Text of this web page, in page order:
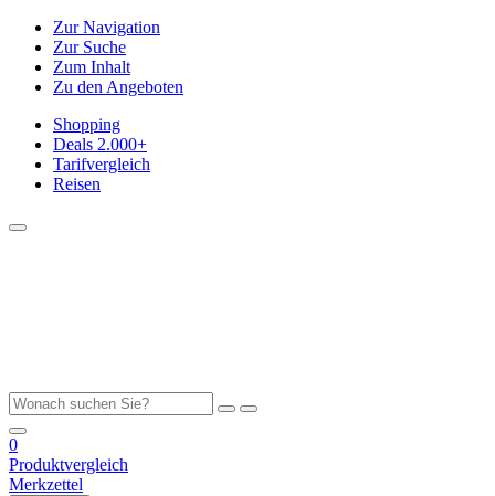
Zur Navigation
Zur Suche
Zum Inhalt
Zu den Angeboten
Shopping
Deals 2.000+
Tarifvergleich
Reisen
0
Produktvergleich
Merkzettel